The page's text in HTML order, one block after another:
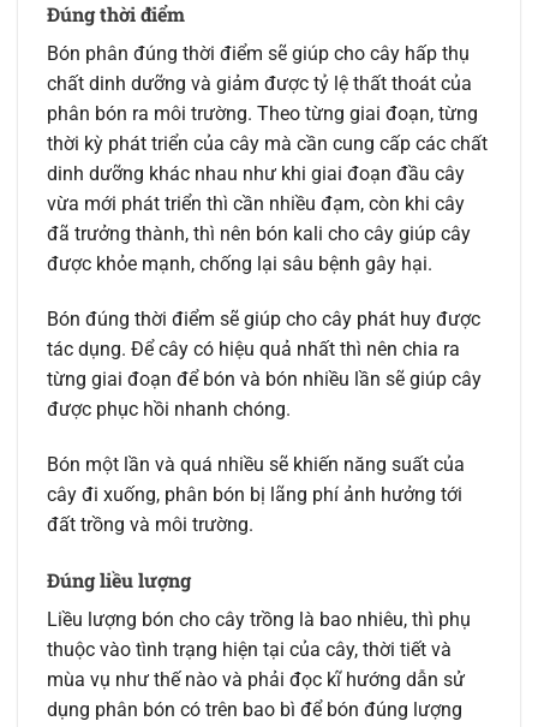
Đúng thời điểm
Bón phân đúng thời điểm sẽ giúp cho cây hấp thụ
chất dinh dưỡng và giảm được tỷ lệ thất thoát của
phân bón ra môi trường. Theo từng giai đoạn, từng
thời kỳ phát triển của cây mà cần cung cấp các chất
dinh dưỡng khác nhau như khi giai đoạn đầu cây
vừa mới phát triển thì cần nhiều đạm, còn khi cây
đã trưởng thành, thì nên bón kali cho cây giúp cây
được khỏe mạnh, chống lại sâu bệnh gây hại.
Bón đúng thời điểm sẽ giúp cho cây phát huy được
tác dụng. Để cây có hiệu quả nhất thì nên chia ra
từng giai đoạn để bón và bón nhiều lần sẽ giúp cây
được phục hồi nhanh chóng.
Bón một lần và quá nhiều sẽ khiến năng suất của
cây đi xuống, phân bón bị lãng phí ảnh hưởng tới
đất trồng và môi trường.
Đúng liều lượng
Liều lượng bón cho cây trồng là bao nhiêu, thì phụ
thuộc vào tình trạng hiện tại của cây, thời tiết và
mùa vụ như thế nào và phải đọc kĩ hướng dẫn sử
dụng phân bón có trên bao bì để bón đúng lượng